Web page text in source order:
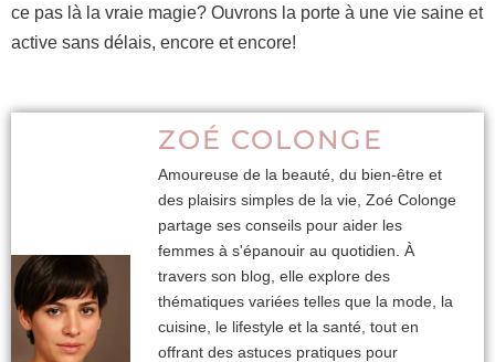
ce pas là la vraie magie? Ouvrons la porte à une vie saine et
active sans délais, encore et encore!
ZOÉ COLONGE
Amoureuse de la beauté, du bien-être et
des plaisirs simples de la vie, Zoé Colonge
partage ses conseils pour aider les
femmes à s'épanouir au quotidien. À
travers son blog, elle explore des
thématiques variées telles que la mode, la
cuisine, le lifestyle et la santé, tout en
offrant des astuces pratiques pour